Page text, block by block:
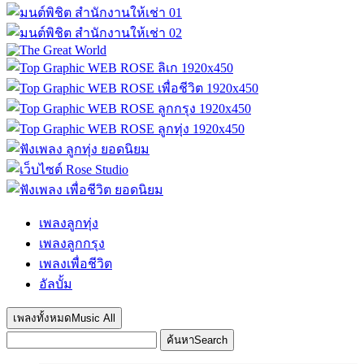
เพลงลูกทุ่ง
เพลงลูกกรุง
เพลงเพื่อชีวิต
อัลบั้ม
เพลงทั้งหมด Music All
ค้นหาSearch